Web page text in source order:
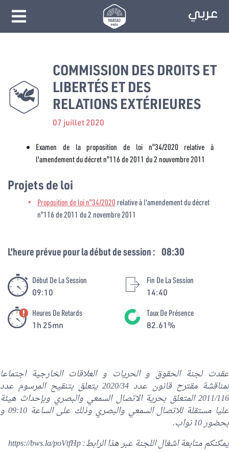
COMMISSION DES DROITS ET
LIBERTÉS ET DES
RELATIONS EXTÉRIEURES
07 juillet 2020
Examen de la proposition de loi n°34/2020 relative à
l'amendement du décret n°116 de 2011 du 2 nouvembre 2011
Projets de loi
Proposition de loi n°34/2020relative à l'amendement du décret
n°116 de 2011 du 2 novembre 2011
L'heure prévue pour la début de session : 08:30
Début De La Session
09:10
Fin De La Session
14:40
Heures De Retards
1h 25mn
Taux De Présence
82.61%
عقدت لجنة الحقوق و الحريات و العلاقات الخارجية اجتماعا
لمناقشة مقترح قانون عدد 2020/34 يتعلق بتنقيح المرسوم عدد
2011/116 المتعلق بحرية الاتصال السمعي والبصري وبإحداث هيئة
عليا مستقلة للاتصال السمعي والبصري وذلك على الساعة 09:10 و
بحضور 10 نواب.
يمكنكم متابعة اشغال اللجنة عبر هذا الرابط:https://bws.la/poVtfHp